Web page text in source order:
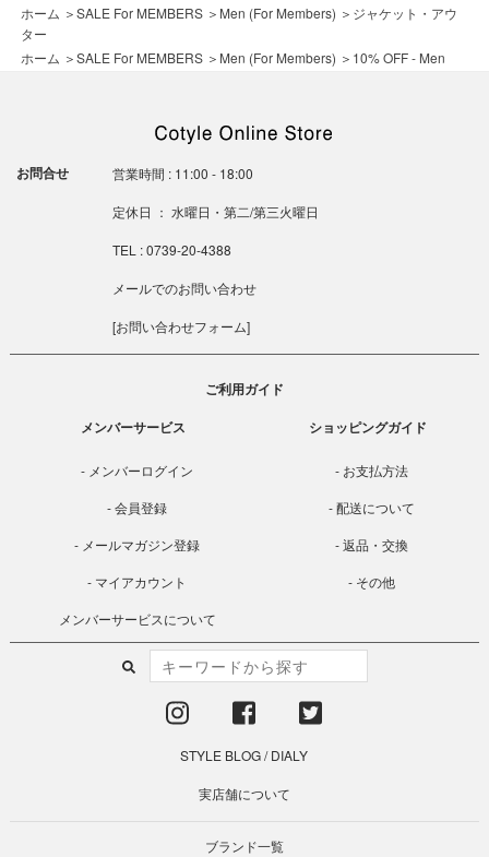
ホーム ＞SALE For MEMBERS ＞ Men (For Members) ＞ ジャケット・アウ
ター
ホーム ＞SALE For MEMBERS ＞ Men (For Members) ＞ 10% OFF - Men
お問合せ 営業時間 : 11:00 - 18:00
定休日 ： 水曜日・第二/第三火曜日
TEL : 0739-20-4388
メールでのお問い合わせ
[お問い合わせフォーム]
ご利用ガイド
メンバーサービス
メンバーログイン
会員登録
メールマガジン登録
マイアカウント
メンバーサービスについて
ショッピングガイド
お支払方法
配送について
返品・交換
その他
STYLE BLOG/DIALY
実店舗について
ブランド一覧